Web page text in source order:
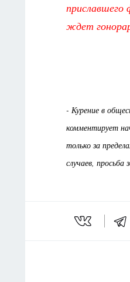
приславшего
ждет
- Курение в
комментирует
только за
случаев,